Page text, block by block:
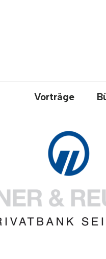
Vorträge